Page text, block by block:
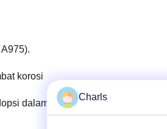
korosi
dalam proyek pengendalian banjir.
Charls